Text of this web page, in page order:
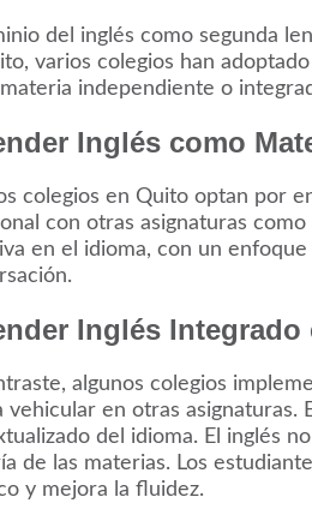
del inglés como segunda
varios colegios han
independiente o
Inglés como
colegios en Quito optan por
con otras asignaturas
en el idioma, con un
Inglés
algunos colegios
vehicular en otras
del idioma. El inglés
de las materias. Los
y mejora la fluidez.